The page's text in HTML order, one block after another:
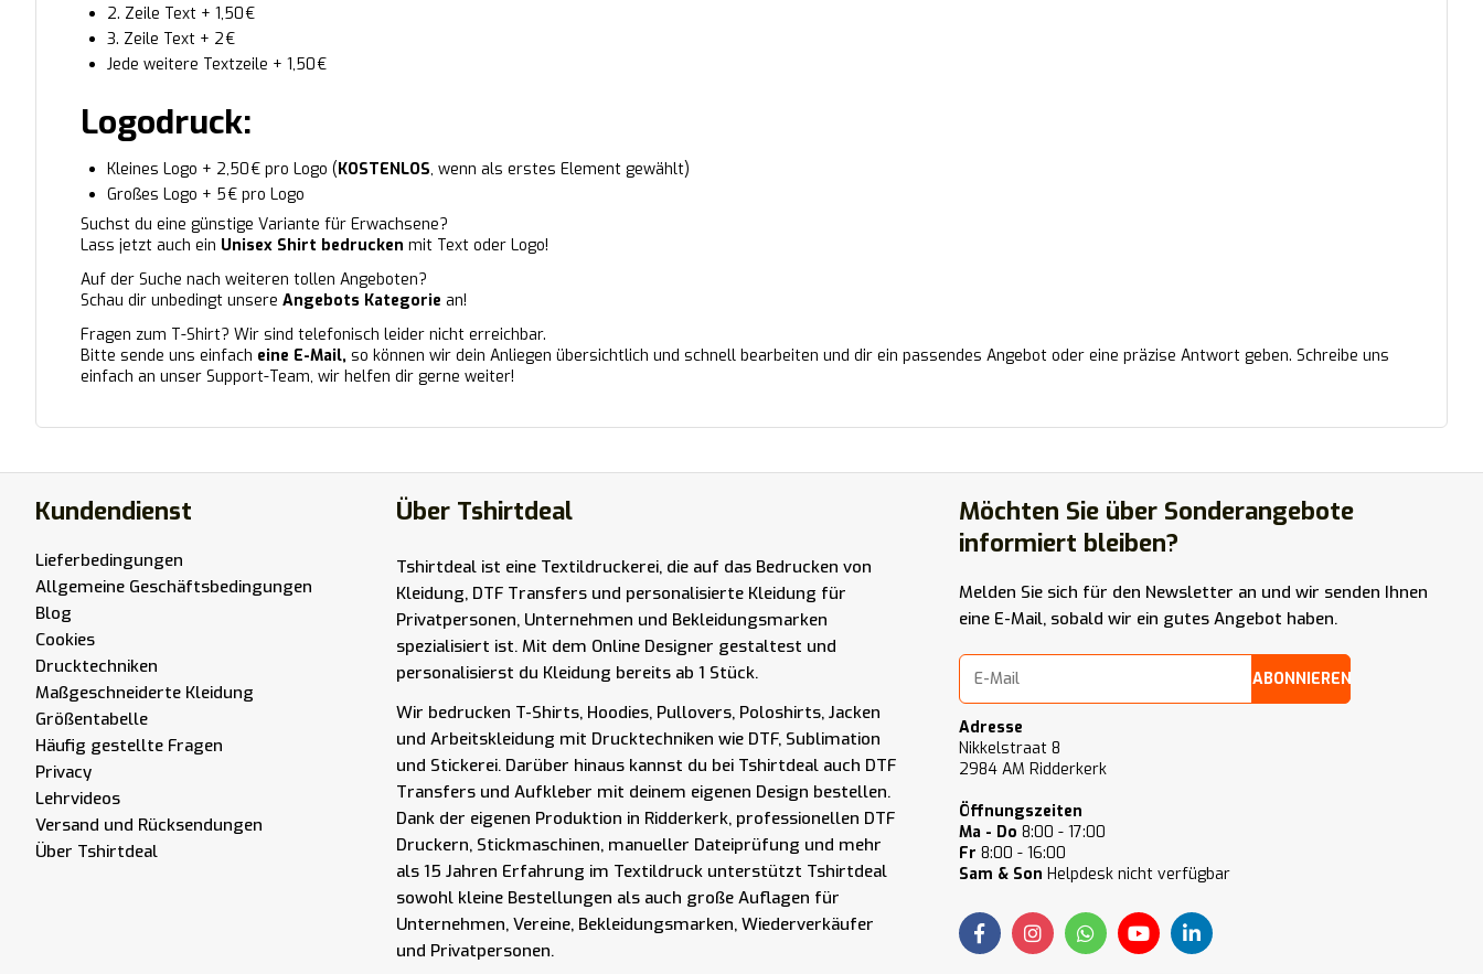
2. Zeile Text + 1,50 €
3. Zeile Text + 2 €
Jede weitere Textzeile + 1,50 €
Logodruck:
Kleines Logo + 2,50 € pro Logo (KOSTENLOS, wenn als erstes Element gewählt)
Großes Logo + 5 € pro Logo
Suchst du eine günstige Variante für Erwachsene?
Lass jetzt auch ein Unisex Shirt bedrucken mit Text oder Logo!
Auf der Suche nach weiteren tollen Angeboten?
Schau dir unbedingt unsere Angebots Kategorie an!
Fragen zum T-Shirt? Wir sind telefonisch leider nicht erreichbar.
Bitte sende uns einfach eine E-Mail, so können wir dein Anliegen übersichtlich und schnell bearbeiten und dir ein passendes Angebot oder eine präzise Antwort geben. Schreibe uns
einfach an unser Support-Team, wir helfen dir gerne weiter!
Kundendienst
Lieferbedingungen
Allgemeine Geschäftsbedingungen
Blog
Cookies
Drucktechniken
Maßgeschneiderte Kleidung
Größentabelle
Häufig gestellte Fragen
Privacy
Lehrvideos
Versand und Rücksendungen
Über Tshirtdeal
Über Tshirtdeal
Tshirtdeal ist eine Textildruckerei, die auf das Bedrucken von
Kleidung, DTF Transfers und personalisierte Kleidung für
Privatpersonen, Unternehmen und Bekleidungsmarken
spezialisiert ist. Mit dem Online Designer gestaltest und
personalisierst du Kleidung bereits ab 1 Stück.
Wir bedrucken T-Shirts, Hoodies, Pullovers, Poloshirts, Jacken
und Arbeitskleidung mit Drucktechniken wie DTF, Sublimation
und Stickerei. Darüber hinaus kannst du bei Tshirtdeal auch DTF
Transfers und Aufkleber mit deinem eigenen Design bestellen.
Dank der eigenen Produktion in Ridderkerk, professionellen DTF
Druckern, Stickmaschinen, manueller Dateiprüfung und mehr
als 15 Jahren Erfahrung im Textildruck unterstützt Tshirtdeal
sowohl kleine Bestellungen als auch große Auflagen für
Unternehmen, Vereine, Bekleidungsmarken, Wiederverkäufer
und Privatpersonen.
Möchten Sie über Sonderangebote
informiert bleiben?
Melden Sie sich für den Newsletter an und wir senden Ihnen
eine E-Mail, sobald wir ein gutes Angebot haben.
ABONNIEREN
Adresse
Nikkelstraat 8
2984 AM Ridderkerk
Öffnungszeiten
Ma - Do 8:00 - 17:00
Fr 8:00 - 16:00
Sam & Son Helpdesk nicht verfügbar